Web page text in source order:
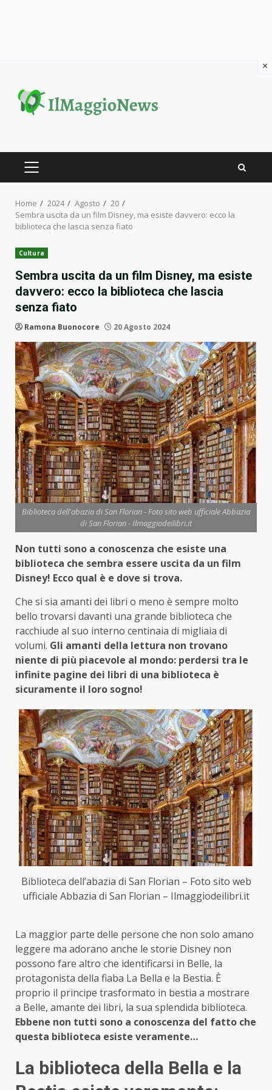
content
PRIMARY
Home 2024 Agosto
20
Sembra uscita da un film Disney, ma esiste davvero: ecco la
biblioteca che lascia senza fiato
Cultura
Sembra uscita da un film Disney, ma esiste
davvero: ecco la biblioteca che lascia
senza fiato
Ramona Buonocore 20 Agosto 2024
Biblioteca dell'abazia di San Florian - Foto sito web ufficiale Abbazia
di San Florian - Ilmaggiodeilibri.it
Non tutti sono a conoscenza che esiste una
biblioteca che sembra essere uscita da un film
Disney! Ecco qual è e dove si trova.
Che si sia amanti dei libri o meno è sempre molto
bello trovarsi davanti una grande biblioteca che
racchiude al suo interno centinaia di migliaia di
volumi. Gli amanti della lettura non trovano
niente di più piacevole al mondo: perdersi tra le
infinite pagine dei libri di una biblioteca è
sicuramente il loro sogno!
Biblioteca dell’abazia di San Florian – Foto sito web
ufficiale Abbazia di San Florian – Ilmaggiodeilibri.it
La maggior parte delle persone che non solo amano
leggere ma adorano anche le storie Disney non
possono fare altro che identificarsi in Belle, la
protagonista della fiaba La Bella e la Bestia. È
proprio il principe trasformato in bestia a mostrare
a Belle, amante dei libri, la sua splendida biblioteca.
Ebbene non tutti sono a conoscenza del fatto che
questa biblioteca esiste veramente…
La biblioteca della Bella e la
×